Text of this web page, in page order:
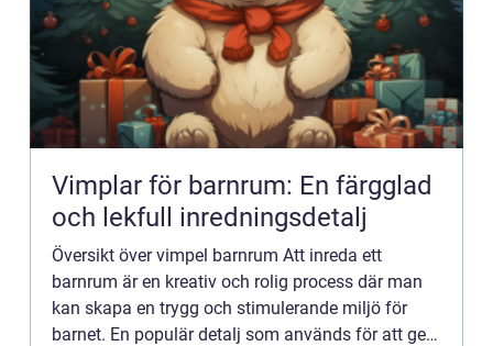
Vimplar för barnrum: En färgglad
och lekfull inredningsdetalj
Översikt över vimpel barnrum Att inreda ett
barnrum är en kreativ och rolig process där man
kan skapa en trygg och stimulerande miljö för
barnet. En populär detalj som används för att ge